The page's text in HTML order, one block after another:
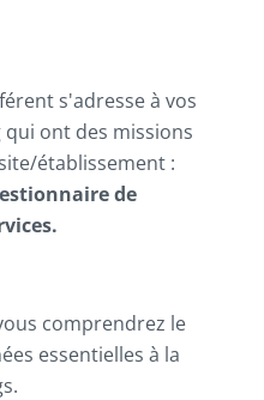
s'adresse à vos
ont des missions
établissement :
de
comprendrez le
essentielles à la